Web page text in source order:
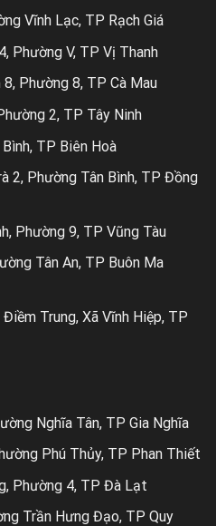
Vĩnh Lạc, TP Rạch Giá
Phường V, TP Vị Thanh
8, Phường 8, TP Cà Mau
2, TP Tây Ninh
TP Biên Hoà
2, Phường Tân Bình, TP Đồng
Phường 9, TP Vũng Tàu
Tân An, TP Buôn Ma
Trung, Xã Vĩnh Hiệp, TP
Nghĩa Tân, TP Gia Nghĩa
Phú Thủy, TP Phan Thiết
Phường 4, TP Đà Lạt
Trần Hưng Đạo, TP Quy